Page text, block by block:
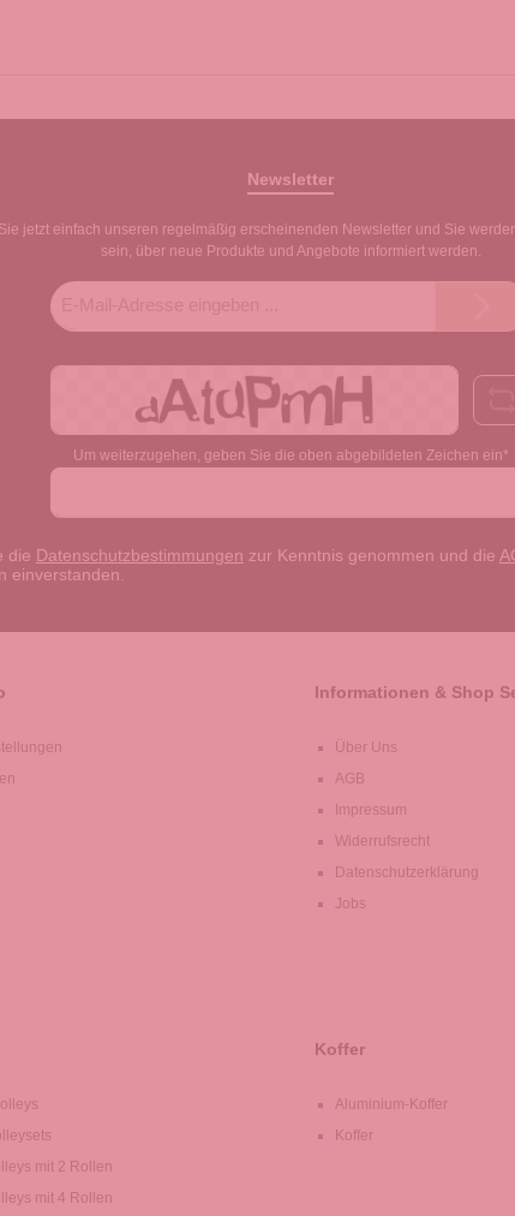
Newsletter
jetzt einfach unseren regelmäßig erscheinenden Newsletter und Sie
sein, über neue Produkte und Angebote informiert werden.
Adresse*
Um weiterzugehen, geben Sie die oben abgebildeten Zeichen ein*
die Datenschutzbestimmungen zur Kenntnis genommen und die
einverstanden.
Informationen & Shop
Über Uns
AGB
Impressum
Widerrufsrecht
Datenschutzerklärung
Jobs
mit 2 Rollen
mit 4 Rollen
Koffer
Aluminium-Koffer
Koffer